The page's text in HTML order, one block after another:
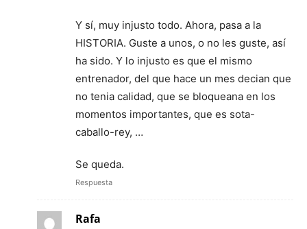
Y sí, muy injusto todo. Ahora, pasa a la
HISTORIA. Guste a unos, o no les guste, así
ha sido. Y lo injusto es que el mismo
entrenador, del que hace un mes decian que
no tenia calidad, que se bloqueana en los
momentos importantes, que es sota-
caballo-rey, …
Se queda.
Respuesta
Rafa